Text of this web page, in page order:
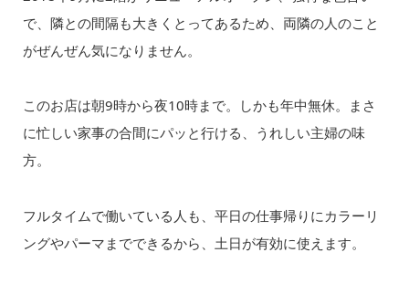
で、隣との間隔も大きくとってあるため、両隣の人のこと
がぜんぜん気になりません。
このお店は朝9時から夜10時まで。しかも年中無休。まさ
に忙しい家事の合間にパッと行ける、うれしい主婦の味
方。
フルタイムで働いている人も、平日の仕事帰りにカラーリ
ングやパーマまでできるから、土日が有効に使えます。